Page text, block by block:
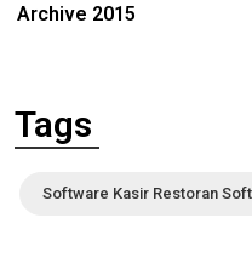
Archive 2015
Tags
Software Kasir Restoran